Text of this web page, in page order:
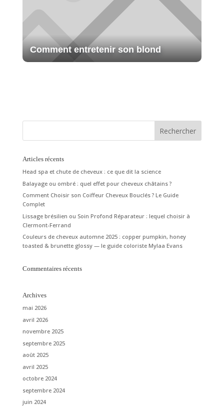
Comment entretenir son blond
Articles récents
Head spa et chute de cheveux : ce que dit la science
Balayage ou ombré : quel effet pour cheveux châtains ?
Comment Choisir son Coiffeur Cheveux Bouclés ? Le Guide
Complet
Lissage brésilien ou Soin Profond Réparateur : lequel choisir à
Clermont-Ferrand
Couleurs de cheveux automne 2025 : copper pumpkin, honey
toasted & brunette glossy — le guide coloriste Mylaa Evans
Commentaires récents
Archives
mai 2026
avril 2026
novembre 2025
septembre 2025
août 2025
avril 2025
octobre 2024
septembre 2024
juin 2024